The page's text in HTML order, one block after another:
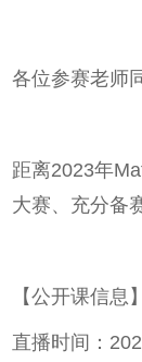
各位参赛老师
距离2023年
大赛、充分备
【公开课信息】
直播时间：